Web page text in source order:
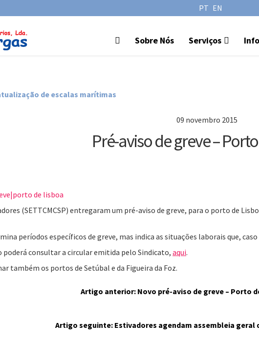
PT EN
Sobre Nós Serviços Info
de escalas marítimas
09 novembro 2015
Pré-aviso de greve –
de lisboa
(SETTCMCSP) entregaram um pré-aviso de greve, para o porto de
períodos específicos de greve, mas indica as situações laborais que,
poderá consultar a circular emitida pelo Sindicato, aqui.
também os portos de Setúbal e da Figueira da Foz.
Artigo anterior: Novo pré-aviso de greve – Porto
Artigo seguinte: Estivadores agendam assembleia geral